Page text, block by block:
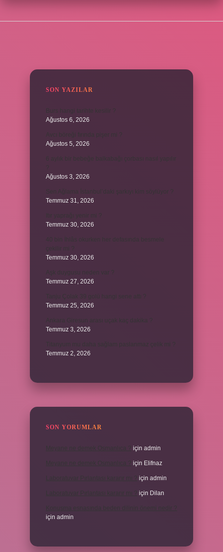
SON YAZILAR
Burs hangi tarihte kesilir ?
Ağustos 6, 2026
Avcı böreği fırında pişer mi ?
Ağustos 5, 2026
6 aylık bir bebeğe balkabağı çorbası nasıl yapılır
?
Ağustos 3, 2026
Sen Ağlama İstanbul’daki şarkıyı kim söylüyor ?
Temmuz 31, 2026
Itır yaprağı yenir mi ?
Temmuz 30, 2026
40 bin İhlâs okurken her defasında besmele
Temmuz 30, 2026
Temmuz 27, 2026
Temmuz 25, 2026
Temmuz 3, 2026
Titanyum mu daha sağlam paslanmaz çelik mi ?
Temmuz 2, 2026
SON YORUMLAR
için admin
için Elifnaz
için admin
için Dilan
için admin